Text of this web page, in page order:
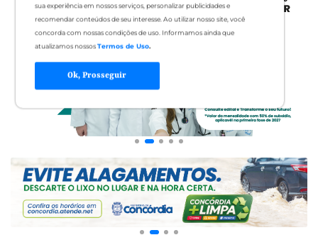
sua experiência em nossos serviços, personalizar publicidades e
recomendar conteúdos de seu interesse. Ao utilizar nosso site, você
concorda com nossas condições de uso. Informamos ainda que
atualizamos nossosTermos de Uso.
Ok, Prosseguir